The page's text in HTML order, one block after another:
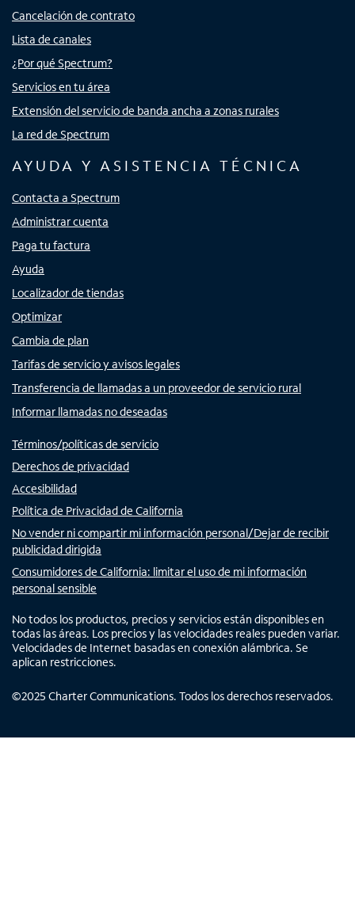
Cancelación de contrato
Lista de canales
¿Por qué Spectrum?
Servicios en tu área
Extensión del servicio de banda ancha a zonas rurales
La red de Spectrum
AYUDA Y ASISTENCIA TÉCNICA
Contacta a Spectrum
Administrar cuenta
Paga tu factura
Ayuda
Localizador de tiendas
Optimizar
Cambia de plan
Tarifas de servicio y avisos legales
Transferencia de llamadas a un proveedor de servicio rural
Informar llamadas no deseadas
Términos/políticas de servicio
Derechos de privacidad
Accesibilidad
Política de Privacidad de California
No vender ni compartir mi información personal/Dejar de recibir
publicidad dirigida
Consumidores de California: limitar el uso de mi información
personal sensible
No todos los productos, precios y servicios están disponibles en
todas las áreas. Los precios y las velocidades reales pueden variar.
Velocidades de Internet basadas en conexión alámbrica. Se
aplican restricciones.
©2025 Charter Communications. Todos los derechos reservados.